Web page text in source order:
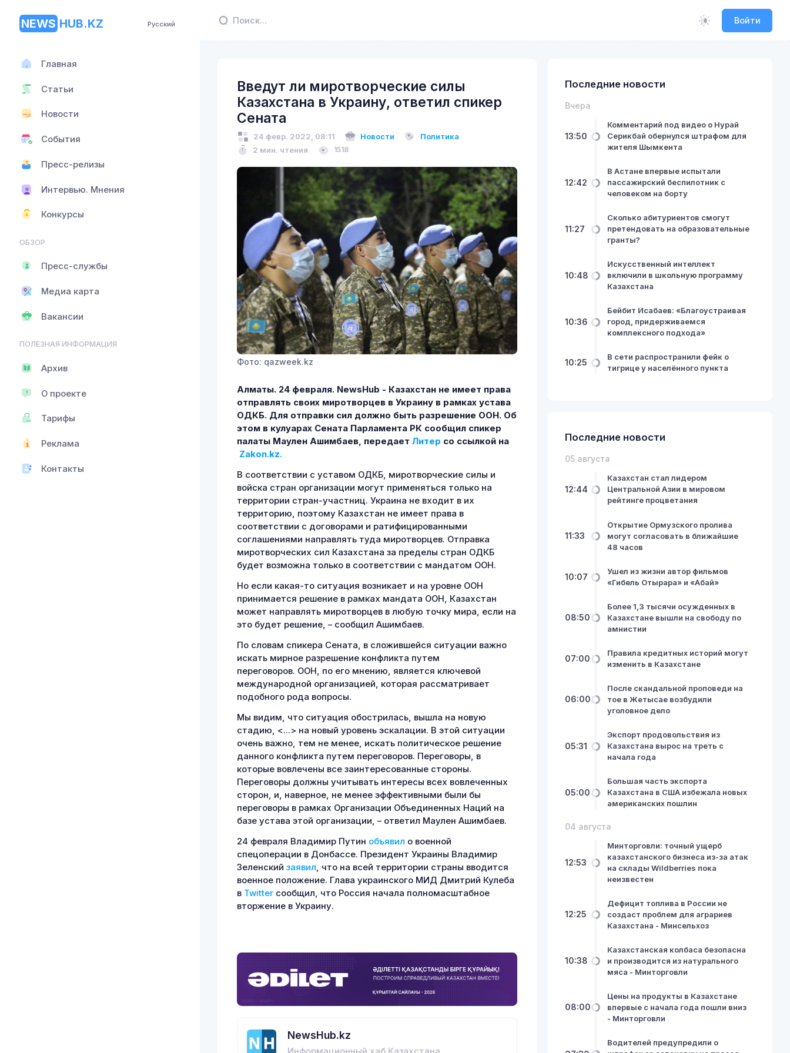
Войти
NEWS HUB.KZ Русский
Главная
Статьи
Новости
События
Пресс-релизы
Интервью. Мнения
Конкурсы
ОБЗОР
Пресс-службы
Медиа карта
Вакансии
ПОЛЕЗНАЯ ИНФОРМАЦИЯ
Архив
О проекте
Тарифы
Реклама
Контакты
Введут ли миротворческие силы
Казахстана в Украину, ответил спикер
Сената
24 февр. 2022, 08:11 Новости
Политика
2 мин. чтения
1518
Фото: qazweek.kz
Алматы. 24 февраля. NewsHub - Казахстан не имеет права
отправлять своих миротворцев в Украину в рамках устава
ОДКБ. Для отправки сил должно быть разрешение ООН. Об
этом в кулуарах Сената Парламента РК сообщил спикер
палаты Маулен Ашимбаев, передает Литер со ссылкой на
Zakon.kz.
В соответствии с уставом ОДКБ, миротворческие силы и
войска стран организации могут применяться только на
территории стран-участниц. Украина не входит в их
территорию, поэтому Казахстан не имеет права в
соответствии с договорами и ратифицированными
соглашениями направлять туда миротворцев. Отправка
миротворческих сил Казахстана за пределы стран ОДКБ
будет возможна только в соответствии с мандатом ООН.
Но если какая-то ситуация возникает и на уровне ООН
принимается решение в рамках мандата ООН, Казахстан
может направлять миротворцев в любую точку мира, если на
это будет решение, – сообщил Ашимбаев.
По словам спикера Сената, в сложившейся ситуации важно
искать мирное разрешение конфликта путем
переговоров. ООН, по его мнению, является ключевой
международной организацией, которая рассматривает
подобного рода вопросы.
Мы видим, что ситуация обострилась, вышла на новую
стадию, <...> на новый уровень эскалации. В этой ситуации
очень важно, тем не менее, искать политическое решение
данного конфликта путем переговоров. Переговоры, в
которые вовлечены все заинтересованные стороны.
Переговоры должны учитывать интересы всех вовлеченных
сторон, и, наверное, не менее эффективными были бы
переговоры в рамках Организации Объединенных Наций на
базе устава этой организации, – ответил Маулен Ашимбаев.
24 февраля Владимир Путин объявил о военной
спецоперации в Донбассе. Президент Украины Владимир
Зеленский заявил, что на всей территории страны вводится
военное положение. Глава украинского МИД Дмитрий Кулеба
в Twitterсообщил, что Россия начала полномасштабное
вторжение в Украину.
NewsHub.kz
Последние новости
Вчера
13:50
Комментарий под видео о Нурай
Серикбай обернулся штрафом для
жителя Шымкента
12:42
В Астане впервые испытали
пассажирский беспилотник с
человеком на борту
11:27
Сколько абитуриентов смогут
претендовать на образовательные
гранты?
10:48
Искусственный интеллект
включили в школьную программу
Казахстана
10:36
Бейбит Исабаев: «Благоустраивая
город, придерживаемся
комплексного подхода»
10:25
В сети распространили фейк о
тигрице у населённого пункта
Последние новости
05 августа
12:44
Казахстан стал лидером
Центральной Азии в мировом
рейтинге процветания
11:33
Открытие Ормузского пролива
могут согласовать в ближайшие
48 часов
10:07
Ушел из жизни автор фильмов
«Гибель Отырара» и «Абай»
08:50
Более 1,3 тысячи осужденных в
Казахстане вышли на свободу по
амнистии
07:00
Правила кредитных историй могут
изменить в Казахстане
06:00
После скандальной проповеди на
тое в Жетысае возбудили
уголовное дело
05:31
Экспорт продовольствия из
Казахстана вырос на треть с
начала года
05:00
Большая часть экспорта
Казахстана в США избежала новых
американских пошлин
04 августа
12:53
Минторговли: точный ущерб
казахстанского бизнеса из-за атак
на склады Wildberries пока
неизвестен
12:25
Дефицит топлива в России не
создаст проблем для аграриев
Казахстана - Минсельхоз
10:38
Казахстанская колбаса безопасна
и производится из натурального
мяса - Минторговли
08:00
Цены на продукты в Казахстане
впервые с начала года пошли вниз
- Минторговли
Водителей предупредили о